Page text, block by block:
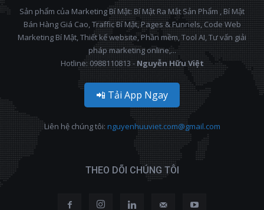
Sản phẩm của Marketing Bí Mật: Bí Mật Ra Mắt Sản Phẩm , Bí Mật
Bán Hàng Giá Cao, Traffic Bí Mật, Pages & Funnels, Code Web
Marketing Bí Mật, Thiết kế website, Phần mềm, Tool AI, Tư vấn giải
pháp marketing online,...
Hotline: 0988110813 - Nguyễn Hữu Việt
📲 Tải App Ngay
Liên hệ chúng tôi: nguyenhuuviet.com@gmail.com
THEO DÕI CHÚNG TÔI